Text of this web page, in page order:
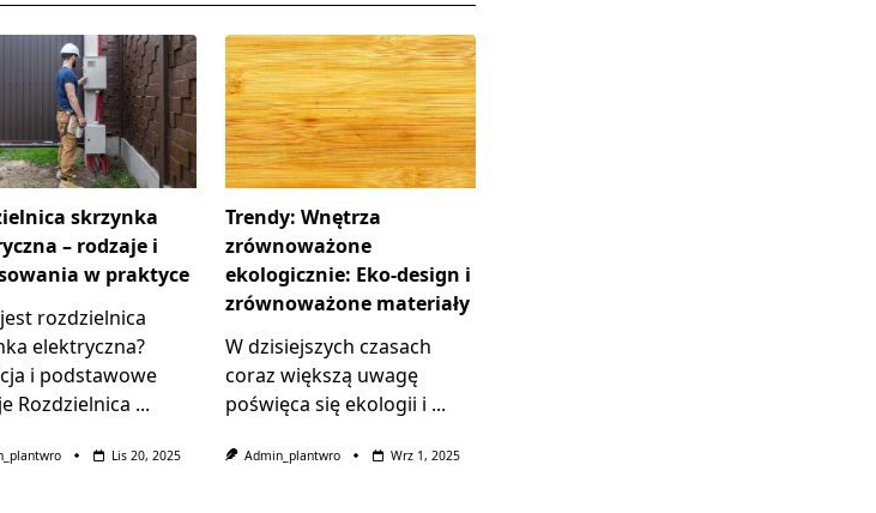
skrzynka
– rodzaje i
w praktyce
rozdzielnica
elektryczna?
i podstawowe
Rozdzielnica ...
Lis 20, 2025
Trendy: Wnętrza
zrównoważone
ekologicznie: Eko-design i
zrównoważone materiały
W dzisiejszych czasach
coraz większą uwagę
poświęca się ekologii i ...
Admin_plantwro Wrz 1, 2025